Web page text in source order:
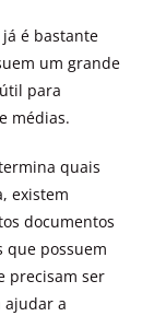
já é bastante
um grande
para
médias.
quais
existem
documentos
que possuem
precisam ser
ajudar a